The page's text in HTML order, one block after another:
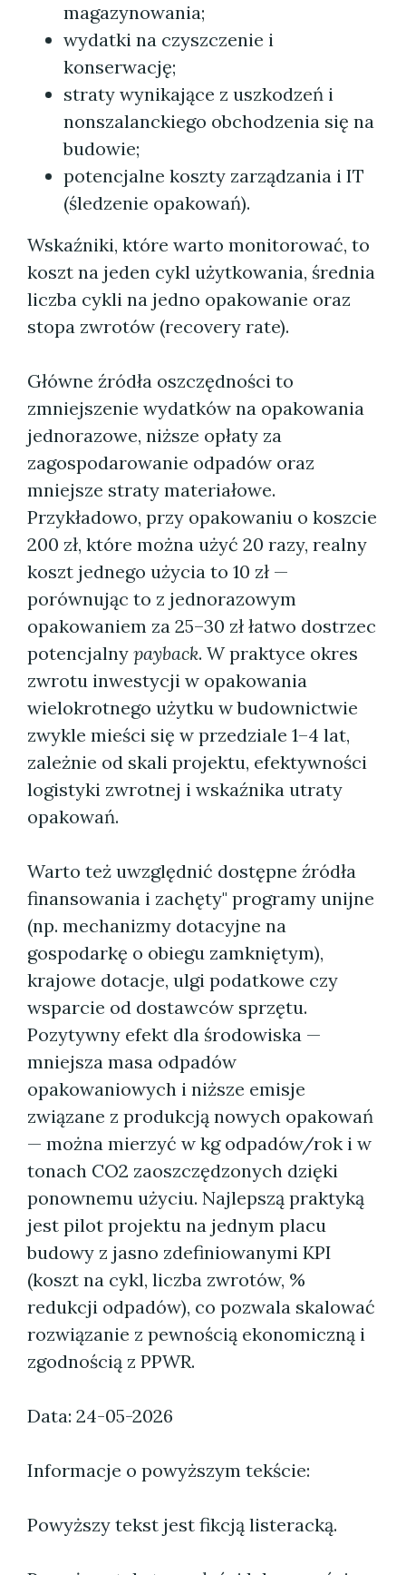
magazynowania;
wydatki na czyszczenie i
konserwację;
straty wynikające z uszkodzeń i
nonszalanckiego obchodzenia się na
budowie;
potencjalne koszty zarządzania i IT
(śledzenie opakowań).
Wskaźniki, które warto monitorować, to
koszt na jeden cykl użytkowania, średnia
liczba cykli na jedno opakowanie oraz
stopa zwrotów (recovery rate).
Główne źródła oszczędności to
zmniejszenie wydatków na opakowania
jednorazowe, niższe opłaty za
zagospodarowanie odpadów oraz
mniejsze straty materiałowe.
Przykładowo, przy opakowaniu o koszcie
200 zł, które można użyć 20 razy, realny
koszt jednego użycia to 10 zł —
porównując to z jednorazowym
opakowaniem za 25–30 zł łatwo dostrzec
potencjalny payback. W praktyce okres
zwrotu inwestycji w opakowania
wielokrotnego użytku w budownictwie
zwykle mieści się w przedziale 1–4 lat,
zależnie od skali projektu, efektywności
logistyki zwrotnej i wskaźnika utraty
opakowań.
Warto też uwzględnić dostępne źródła
finansowania i zachęty" programy unijne
(np. mechanizmy dotacyjne na
gospodarkę o obiegu zamkniętym),
krajowe dotacje, ulgi podatkowe czy
wsparcie od dostawców sprzętu.
Pozytywny efekt dla środowiska —
mniejsza masa odpadów
opakowaniowych i niższe emisje
związane z produkcją nowych opakowań
— można mierzyć w kg odpadów/rok i w
tonach CO2 zaoszczędzonych dzięki
ponownemu użyciu. Najlepszą praktyką
jest pilot projektu na jednym placu
budowy z jasno zdefiniowanymi KPI
(koszt na cykl, liczba zwrotów, %
redukcji odpadów), co pozwala skalować
rozwiązanie z pewnością ekonomiczną i
zgodnością z PPWR.
Data: 24-05-2026
Informacje o powyższym tekście:
Powyższy tekst jest fikcją listeracką.